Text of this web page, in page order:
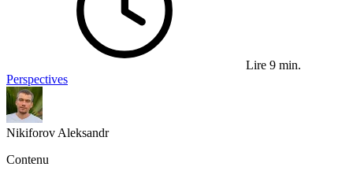
Lire 9 min.
Perspectives
Nikiforov Aleksandr
Contenu